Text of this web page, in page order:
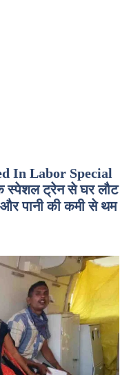
In Labor Special
स्पेशल ट्रेन से घर लौट
और पानी की कमी से थम